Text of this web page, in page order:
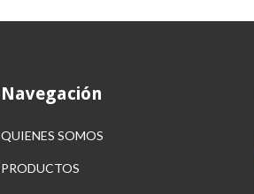
Navegación
QUIENES SOMOS
PRODUCTOS